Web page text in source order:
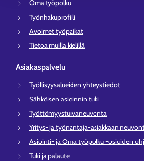
Oma työpolku
Työnhakuprofiili
Avoimet työpaikat
Tietoa muilla kielillä
Asiakaspalvelu
Työllisyysalueiden yhteystiedot
Sähköisen asioinnin tuki
Työttömyysturvaneuvonta
Yritys- ja työnantaja-asiakkaan
Asiointi- ja Oma työpolku -osioiden
Tuki ja palaute